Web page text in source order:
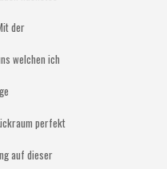
der
welchen ich
perfekt
auf dieser